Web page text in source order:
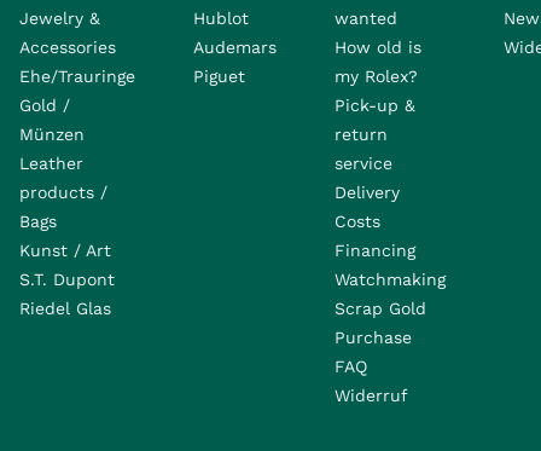
Jewelry &
Accessories
Ehe/Trauringe
Gold /
Münzen
Leather
products /
Bags
Kunst / Art
S.T. Dupont
Riedel Glas
Hublot
Audemars
Piguet
wanted
How old is
my Rolex?
Pick-up &
return
service
Delivery
Costs
Financing
Watchmaking
Scrap Gold
Purchase
FAQ
Widerruf